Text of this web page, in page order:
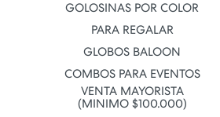
GOLOSINAS POR COLOR
PARA REGALAR
GLOBOS BALOON
COMBOS PARA EVENTOS
VENTA MAYORISTA
(MINIMO $100.000)